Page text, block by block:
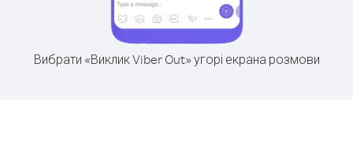
Вибрати «Виклик Viber Out» угорі екрана розмови